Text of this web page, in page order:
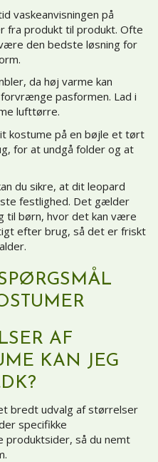
vaskeanvisningen på
fra produkt til produkt. Ofte
den bedste løsning for
da høj varme kan
pasformen. Lad i
lufttørre.
kostume på en bøjle et tørt
for at undgå folder og at
du sikre, at dit leopard
festlighed. Det gælder
til børn, hvor det kan være
efter brug, så det er friskt
AF
KAN JEG
bredt udvalg af størrelser
specifikke
produktsider, så du nemt